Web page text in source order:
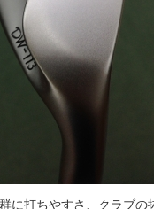
に打ちやすさ、クラブ